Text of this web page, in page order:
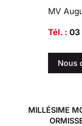
MV
Tél. : 03
Nous
MILLÉSIME